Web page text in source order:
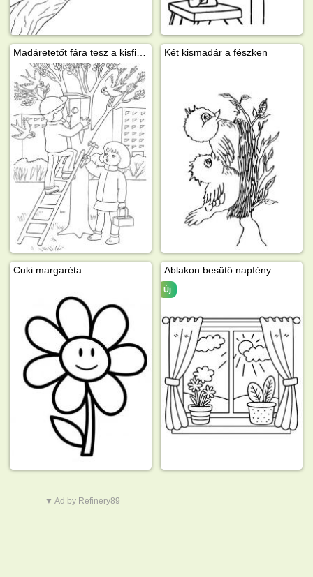
Két kismadár a fészken
Cuki margaréta Ablakon besütő napfény
Új
▼ Ad by Refinery89